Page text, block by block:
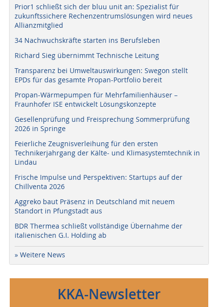
Prior1 schließt sich der bluu unit an: Spezialist für
zukunftssichere Rechenzentrumslösungen wird neues
Allianzmitglied
34 Nachwuchskräfte starten ins Berufsleben
Richard Sieg übernimmt Technische Leitung
Transparenz bei Umweltauswirkungen: Swegon stellt
EPDs für das gesamte Propan-Portfolio bereit
Propan-Wärmepumpen für Mehrfamilienhäuser –
Fraunhofer ISE entwickelt Lösungskonzepte
Gesellenprüfung und Freisprechung Sommerprüfung
2026 in Springe
Feierliche Zeugnisverleihung für den ersten
Technikerjahrgang der Kälte- und Klimasystemtechnik in
Lindau
Frische Impulse und Perspektiven: Startups auf der
Chillventa 2026
Aggreko baut Präsenz in Deutschland mit neuem
Standort in Pfungstadt aus
BDR Thermea schließt vollständige Übernahme der
italienischen G.I. Holding ab
» Weitere News
KKA-Newsletter